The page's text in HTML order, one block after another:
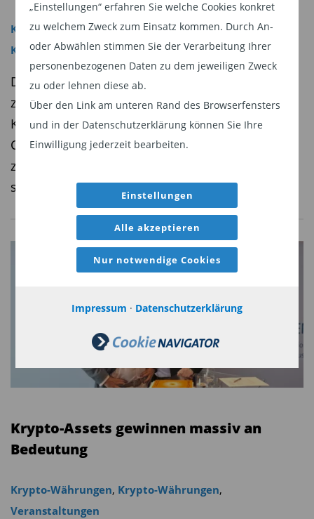
„Einstellungen“ erfahren Sie welche Cookies konkret
zu welchem Zweck zum Einsatz kommen. Durch An-
oder Abwählen stimmen Sie der Verarbeitung Ihrer
personenbezogenen Daten zu dem jeweiligen Zweck
zu oder lehnen diese ab.
Über den Link am unteren Rand des Browserfensters
und in der Datenschutzerklärung können Sie Ihre
Einwilligung jederzeit bearbeiten.
Einstellungen
Alle akzeptieren
Nur notwendige Cookies
Impressum · Datenschutzerklärung
Krypto-Währungen, Blockchain ,Krypto-Währungen
Kryptoassets,Unternehmen
Der Wert des Bitcoin hat über die Jahre extrem
zugelegt. Auch der Handel mit anderen
Kryptowährungen boomt. Anleger, die die
Chancen dieses Marktes wahrnehmen wollen,
zugleich aber Direktinvestments scheuen, bieten
sich mit Fonds und Aktien passende Alternativen
Krypto-Assets gewinnen massiv an
Bedeutung
Krypto-Währungen, Krypto-Währungen,
Veranstaltungen